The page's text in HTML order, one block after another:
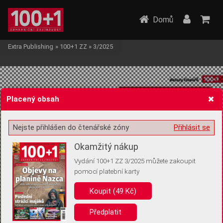
Žádost o souhlas s ukládáním volitelných informací
Pro základní fungování webu nepotřebujeme ukládat žádné informace
(tzv. cookies apod.). Rádi bychom vás ale požádali o souhlas s
uložením volitelných informací:
Anonymní unikátní ID
Domů
Extra Publishing » 100+1 ZZ » 3/2025
Placený obsah
Přihlásit se
Nejste přihlášen do čtenářské zóny
Okamžitý nákup
Vydání 100+1 ZZ 3/2025 můžete zakoupit
pomocí platební karty
Koupit (49 Kč)
Předplatit